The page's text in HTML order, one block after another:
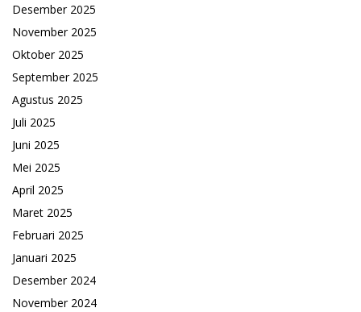
Desember 2025
November 2025
Oktober 2025
September 2025
Agustus 2025
Juli 2025
Juni 2025
Mei 2025
April 2025
Maret 2025
Februari 2025
Januari 2025
Desember 2024
November 2024